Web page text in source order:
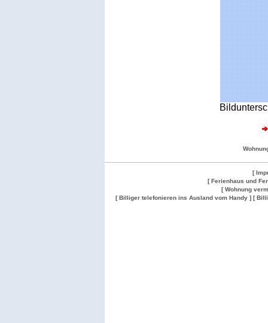
[
[ Ferienhaus und
[ Wohnung
[ Billiger telefonieren ins Ausland vom Handy ] [